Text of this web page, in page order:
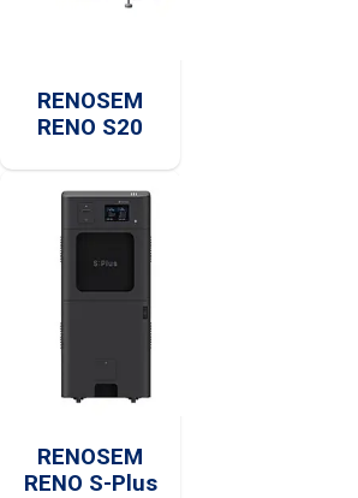
RENOSEM
RENO S20
RENOSEM
RENO S-Plus